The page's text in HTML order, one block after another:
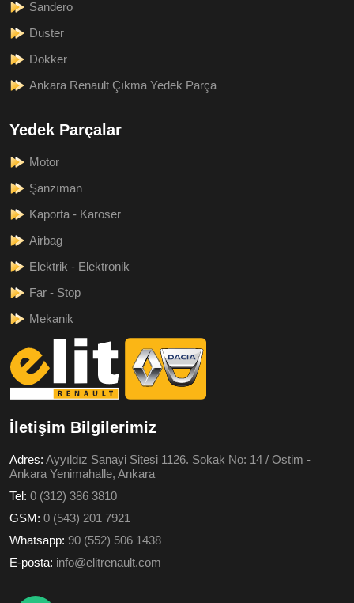
Sandero
Duster
Dokker
Ankara Renault Çıkma Yedek Parça
Yedek Parçalar
Motor
Şanzıman
Kaporta - Karoser
Airbag
Elektrik - Elektronik
Far - Stop
Mekanik
İletişim Bilgilerimiz
Adres: Ayyıldız Sanayi Sitesi 1126. Sokak No: 14 / Ostim -
Ankara Yenimahalle, Ankara
Tel: 0 (312) 386 3810
GSM: 0 (543) 201 7921
Whatsapp: 90 (552) 506 1438
E-posta: info@elitrenault.com